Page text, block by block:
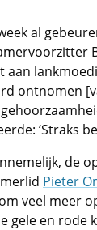
al
aan
ontnomen
‘Straks
de
Pieter
veel meer
gele en rode